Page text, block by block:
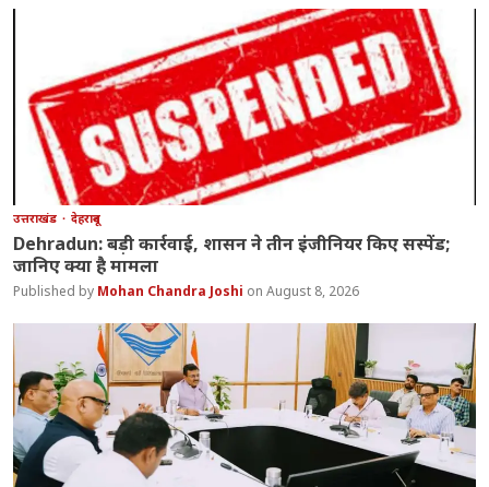
उत्तराखंड देहरादून
Dehradun: बड़ी कार्रवाई, शासन ने तीन इंजीनियर किए सस्पेंड;
जानिए क्या है मामला
Mohan Chandra Joshi August 8, 2026